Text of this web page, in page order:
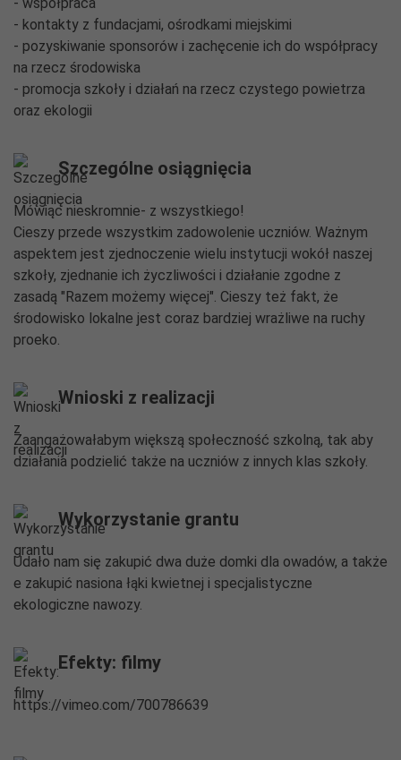
- kontakty z fundacjami, ośrodkami miejskimi
- pozyskiwanie sponsorów i zachęcenie ich do współpracy
na rzecz środowiska
- promocja szkoły i działań na rzecz czystego powietrza
oraz ekologii
Szczególne osiągnięcia
Mówiąc nieskromnie- z wszystkiego!
Cieszy przede wszystkim zadowolenie uczniów. Ważnym
aspektem jest zjednoczenie wielu instytucji wokół naszej
szkoły, zjednanie ich życzliwości i działanie zgodne z
zasadą "Razem możemy więcej". Cieszy też fakt, że
środowisko lokalne jest coraz bardziej wrażliwe na ruchy
proeko.
Wnioski z realizacji
Zaangażowałabym większą społeczność szkolną, tak aby
działania podzielić także na uczniów z innych klas szkoły.
Wykorzystanie grantu
Udało nam się zakupić dwa duże domki dla owadów, a także
e zakupić nasiona łąki kwietnej i specjalistyczne
ekologiczne nawozy.
Efekty: filmy
https://vimeo.com/700786639